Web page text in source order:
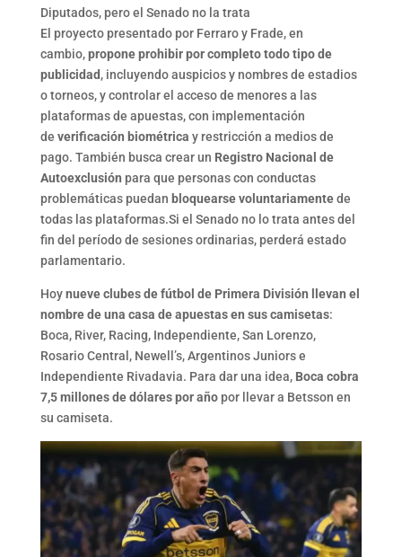
Diputados, pero el Senado no la trata
El proyecto presentado por Ferraro y Frade, en
cambio,propone prohibir por completo todo tipo de
publicidad , incluyendo auspicios y nombres de estadios
o torneos, y controlar el acceso de menores a las
plataformas de apuestas, con implementación
de verificación biométrica y restricción a medios de
pago. También busca crear un Registro Nacional de
Autoexclusión para que personas con conductas
problemáticas puedan bloquearse voluntariamentede
todas las plataformas.Si el Senado no lo trata antes del
fin del período de sesiones ordinarias, perderá estado
parlamentario.
Hoynueve clubes de fútbol de Primera División llevan el
nombre de una casa de apuestas en sus camisetas:
Boca, River, Racing, Independiente, San Lorenzo,
Rosario Central, Newell’s, Argentinos Juniors e
Independiente Rivadavia. Para dar una idea,Boca cobra
7,5 millones de dólares por añopor llevar a Betsson en
su camiseta.